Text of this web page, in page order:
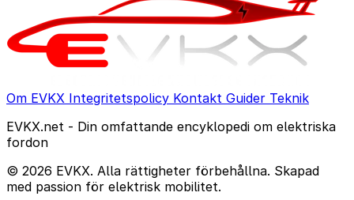
Om EVKX Integritetspolicy Kontakt Guider Teknik
EVKX.net - Din omfattande encyklopedi om elektriska
fordon
© 2026 EVKX. Alla rättigheter förbehållna. Skapad
med passion för elektrisk mobilitet.